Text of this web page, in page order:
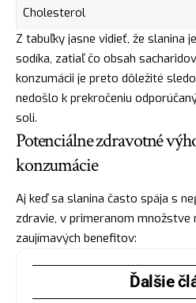
Cholesterol
Z tabuľky jasne vidieť, že slanina
sodíka, zatiaľ čo obsah
konzumácii je preto dôležité
nedošlo k prekročeniu
soli.
Potenciálne zdravotné
konzumácie
Aj keď sa slanina často spája s
zdravie, v primeranom množstve
zaujímavých benefitov:
Ďalšie